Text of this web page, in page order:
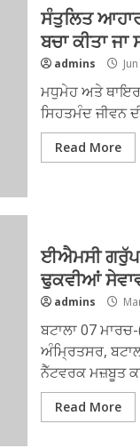
ਸੰਤੁਲਿਤ
ਬਚਾ ਕੀਤਾ
admins
ਮਧੁਮੇਹ ਅਤੇ
ਸਿਹਤਮੰਦ ਜੀਵਨ
Read More
ਈਐਮਸੀ ਗਰੁੱਪ
ਢੁਕਵੀਆਂ
admins
ਬਟਾਲਾ 07
ਅੰਮ੍ਰਿਤਸਰ,
ਨੈੱਟਵਰਕ ਮਜ਼ਬੂਤ
Read More